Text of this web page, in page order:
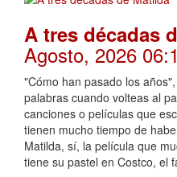
A tres décadas
Agosto, 2026
"Cómo han pasado los
palabras cuando volteas al
canciones o películas que
tienen mucho tiempo de
Matilda, sí, la película que
tiene su pastel en Costco, el